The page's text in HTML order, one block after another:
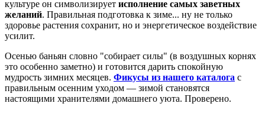
культуре он символизирует исполнение самых заветных
желаний. Правильная подготовка к зиме... ну не только
здоровье растения сохранит, но и энергетическое воздействие
усилит.
Осенью баньян словно "собирает силы" (в воздушных корнях
это особенно заметно) и готовится дарить спокойную
мудрость зимних месяцев. Фикусы из нашего каталога с
правильным осенним уходом — зимой становятся
настоящими хранителями домашнего уюта. Проверено.